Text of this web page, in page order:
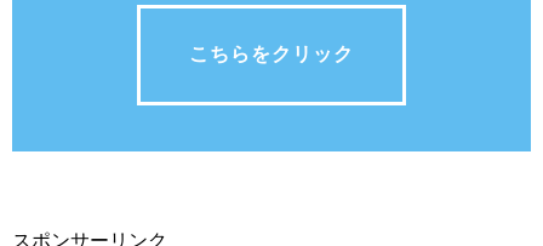
こちらをクリック
スポンサーリンク